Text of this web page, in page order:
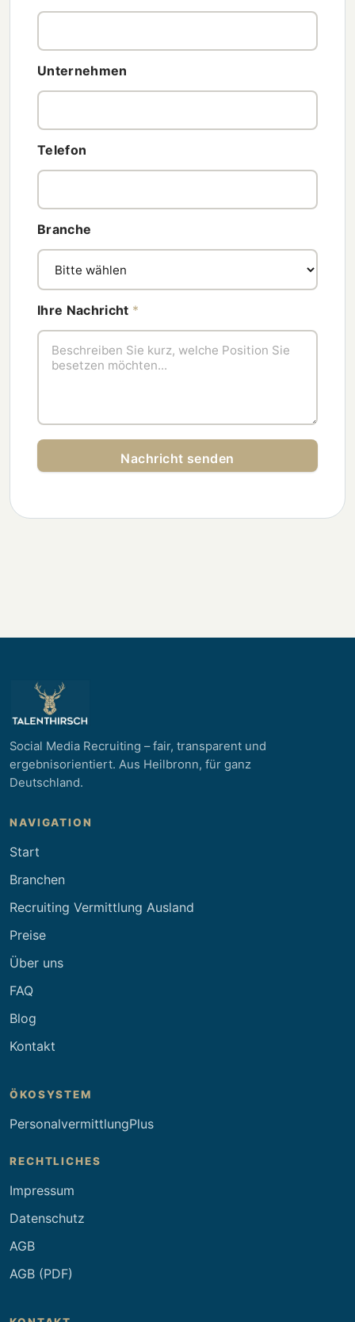
Unternehmen
Telefon
Branche
Ihre Nachricht *
Nachricht senden
Social Media Recruiting – fair, transparent und
ergebnisorientiert. Aus Heilbronn, für ganz
Deutschland.
NAVIGATION
Start
Branchen
Recruiting Vermittlung Ausland
Preise
Über uns
FAQ
Blog
Kontakt
ÖKOSYSTEM
PersonalvermittlungPlus
RECHTLICHES
Impressum
Datenschutz
AGB
AGB (PDF)